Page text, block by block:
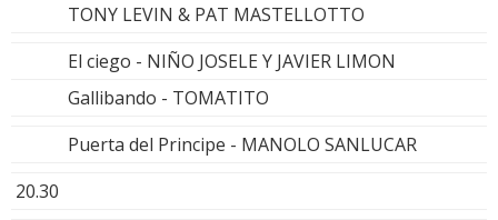
TONY LEVIN & PAT MASTELLOTTO
El ciego - NIÑO JOSELE Y JAVIER LIMON
Gallibando - TOMATITO
Puerta del Principe - MANOLO SANLUCAR
20.30